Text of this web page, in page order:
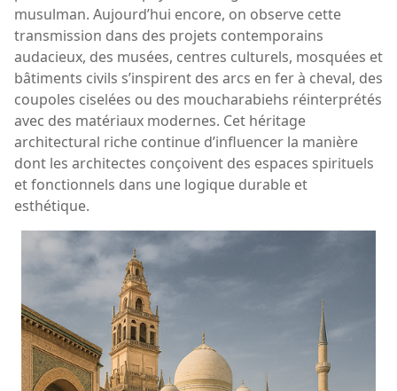
musulman. Aujourd’hui encore, on observe cette
transmission dans des projets contemporains
audacieux, des musées, centres culturels, mosquées et
bâtiments civils s’inspirent des arcs en fer à cheval, des
coupoles ciselées ou des moucharabiehs réinterprétés
avec des matériaux modernes. Cet héritage
architectural riche continue d’influencer la manière
dont les architectes conçoivent des espaces spirituels
et fonctionnels dans une logique durable et
esthétique.